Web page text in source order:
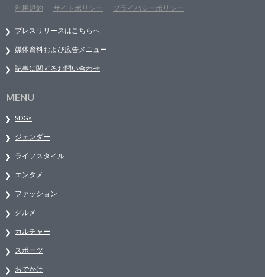
利用規約
サイトポリシー プライバシーポリシー
プレスリリースはこちらへ
媒体資料および広告メニュー
記事に関するお問い合わせ
MENU
SDGs
ジェンダー
ライフスタイル
エンタメ
ファッション
グルメ
カルチャー
スポーツ
おでかけ